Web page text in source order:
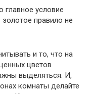
условие
правило не
и то, что на
цветов
выделяться. И,
комнаты делайте